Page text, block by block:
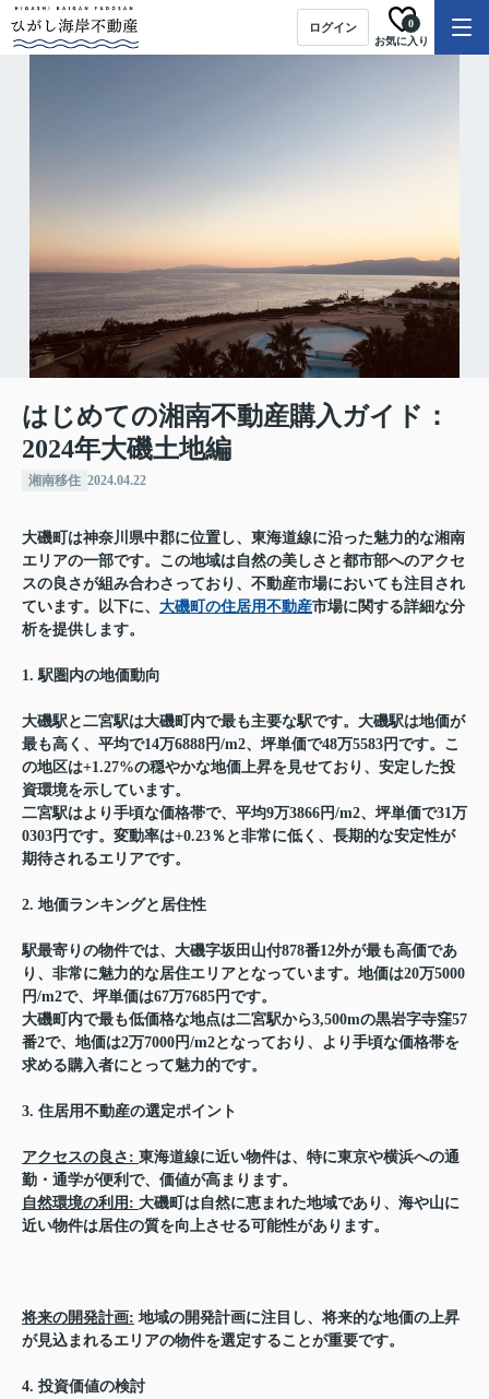
ログイン
お気に入り
0
はじめての湘南不動産購入ガイド：
2024年大磯土地編
湘南移住 2024.04.22
大磯町は神奈川県中郡に位置し、東海道線に沿った魅力的な湘南
エリアの一部です。この地域は自然の美しさと都市部へのアクセ
スの良さが組み合わさっており、不動産市場においても注目され
ています。以下に、 大磯町の住居用不動産市場に関する詳細な分
析を提供します。
1. 駅圏内の地価動向
大磯駅と二宮駅は大磯町内で最も主要な駅です。大磯駅は地価が
最も高く、平均で14万6888円/m2、坪単価で48万5583円です。こ
の地区は+1.27%の穏やかな地価上昇を見せており、安定した投
資環境を示しています。
二宮駅はより手頃な価格帯で、平均9万3866円/m2、坪単価で31万
0303円です。変動率は+0.23％と非常に低く、長期的な安定性が
期待されるエリアです。
2. 地価ランキングと居住性
駅最寄りの物件では、大磯字坂田山付878番12外が最も高価であ
り、非常に魅力的な居住エリアとなっています。地価は20万5000
円/m2で、坪単価は67万7685円です。
大磯町内で最も低価格な地点は二宮駅から3,500mの黒岩字寺窪57
番2で、地価は2万7000円/m2となっており、より手頃な価格帯を
求める購入者にとって魅力的です。
3. 住居用不動産の選定ポイント
アクセスの良さ: 東海道線に近い物件は、特に東京や横浜への通
勤・通学が便利で、価値が高まります。
自然環境の利用: 大磯町は自然に恵まれた地域であり、海や山に
近い物件は居住の質を向上させる可能性があります。
将来の開発計画: 地域の開発計画に注目し、将来的な地価の上昇
が見込まれるエリアの物件を選定することが重要です。
4. 投資価値の検討